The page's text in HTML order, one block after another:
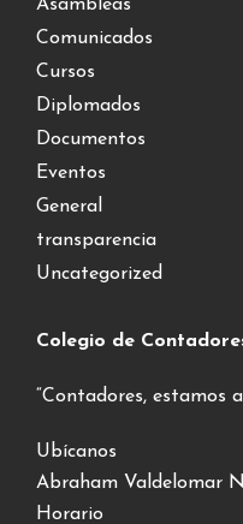
Asambleas
Comunicados
Cursos
Diplomados
Documentos
Eventos
General
transparencia
Uncategorized
Colegio de
“Contadores, estamos
Ubícanos
Abraham Valdelomar
Horario